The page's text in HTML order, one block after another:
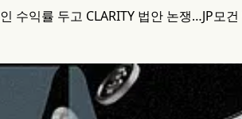
수익률 두고 CLARITY 법안 논쟁…JP모건